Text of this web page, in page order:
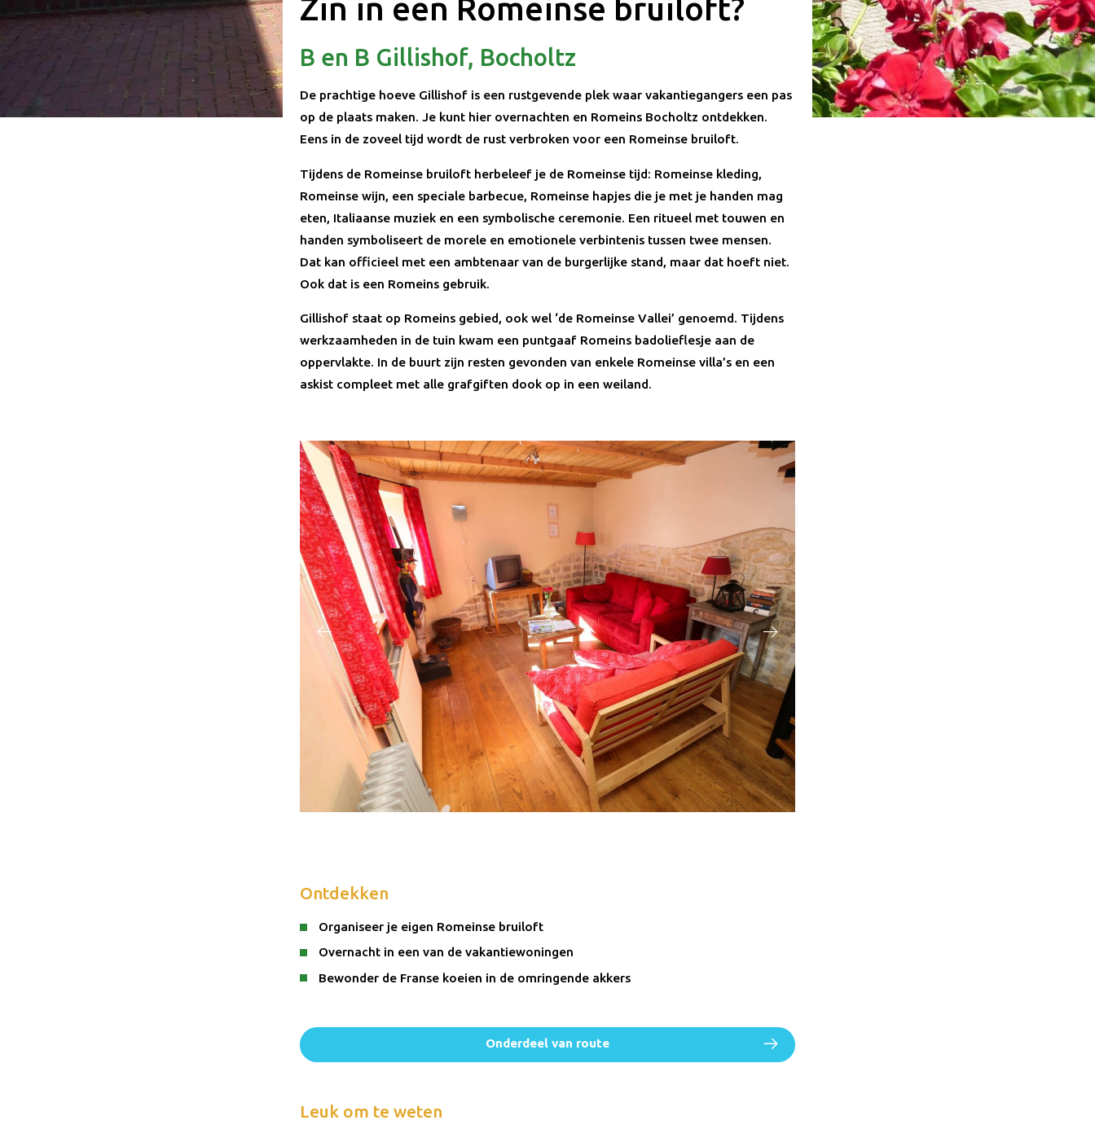
Zin in een Romeinse bruiloft?
B en B Gillishof, Bocholtz
De prachtige hoeve Gillishof is een rustgevende plek waar vakantiegangers een pas
op de plaats maken. Je kunt hier overnachten en Romeins Bocholtz ontdekken.
Eens in de zoveel tijd wordt de rust verbroken voor een Romeinse bruiloft.
Tijdens de Romeinse bruiloft herbeleef je de Romeinse tijd: Romeinse kleding,
Romeinse wijn, een speciale barbecue, Romeinse hapjes die je met je handen mag
eten, Italiaanse muziek en een symbolische ceremonie. Een ritueel met touwen en
handen symboliseert de morele en emotionele verbintenis tussen twee mensen.
Dat kan officieel met een ambtenaar van de burgerlijke stand, maar dat hoeft niet.
Ook dat is een Romeins gebruik.
Gillishof staat op Romeins gebied, ook wel ‘de Romeinse Vallei’ genoemd. Tijdens
werkzaamheden in de tuin kwam een puntgaaf Romeins badolieflesje aan de
oppervlakte. In de buurt zijn resten gevonden van enkele Romeinse villa’s en een
askist compleet met alle grafgiften dook op in een weiland.
Ontdekken
Organiseer je eigen Romeinse bruiloft
Overnacht in een van de vakantiewoningen
Bewonder de Franse koeien in de omringende akkers
Onderdeel van route
Leuk om te weten